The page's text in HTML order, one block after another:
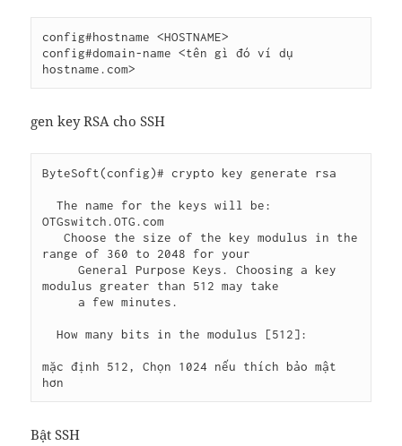
config#hostname <HOSTNAME>
config#domain-name <tên gì đó ví dụ
hostname.com>
gen key RSA cho SSH
ByteSoft(config)# crypto key generate rsa
  The name for the keys will be:
OTGswitch.OTG.com
   Choose the size of the key modulus in the
range of 360 to 2048 for your
     General Purpose Keys. Choosing a key
modulus greater than 512 may take
     a few minutes.
  How many bits in the modulus [512]:
mặc định 512, Chọn 1024 nếu thích bảo mật
hơn
Bật SSH